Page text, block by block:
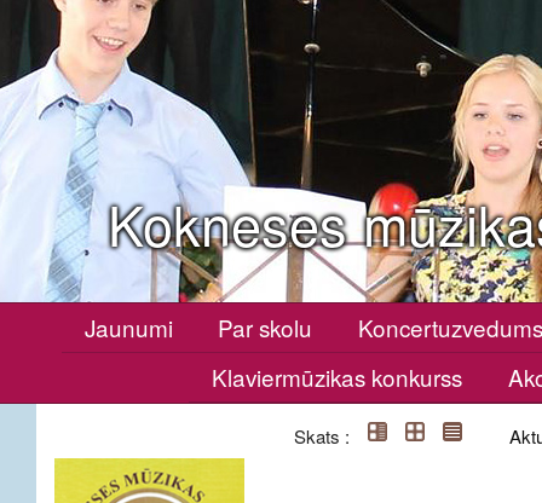
Kokneses
Jaunumi Par skolu
Klaviermūzikas konkurss
Skats :